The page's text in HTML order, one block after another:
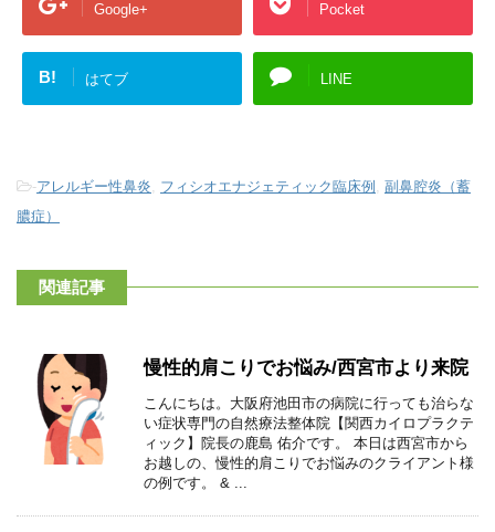
Google+ Pocket
B! はてブ LINE
-アレルギー性鼻炎, フィシオエナジェティック臨床例 , 副鼻腔炎（蓄
膿症）
関連記事
慢性的肩こりでお悩み/西宮市より来院
こんにちは。大阪府池田市の病院に行っても治らな
い症状専門の自然療法整体院【関西カイロプラクテ
ィック】院長の鹿島 佑介です。 本日は西宮市から
お越しの、慢性的肩こりでお悩みのクライアント様
の例です。 & ...